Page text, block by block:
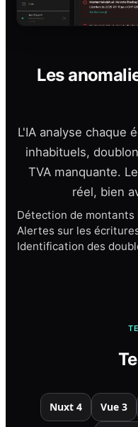
Les
L'IA analyse chaque
inhabituels,
TVA manquante.
réel, bien
Détection de
Alertes sur les
Identification des
Nuxt 4 Vue 3